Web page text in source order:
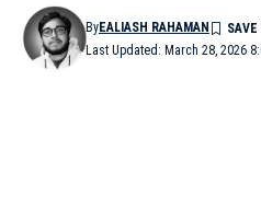
Last Updated: March 28, 2026
ByEALIASH RAHAMAN